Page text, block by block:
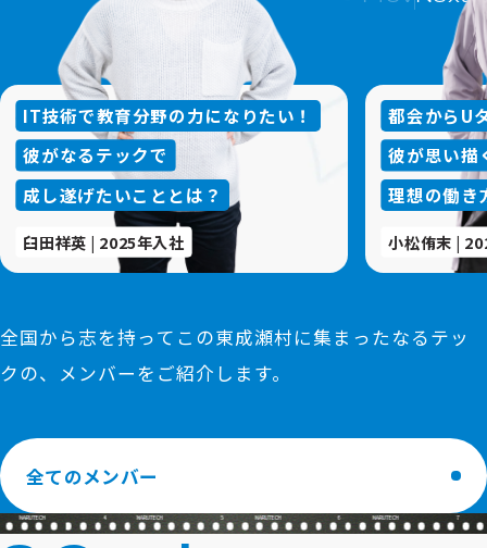
01
IT技術で教育分野の力になりたい！
彼がなるテックで
成し遂げたいこととは？
臼田祥英 | 2025年入社
02
都会からU
彼が思い描
理想の働き
小松侑末 |
全国から志を持ってこの東成瀬村に集まったなるテッ
クの、メンバーをご紹介します。
全てのメンバー